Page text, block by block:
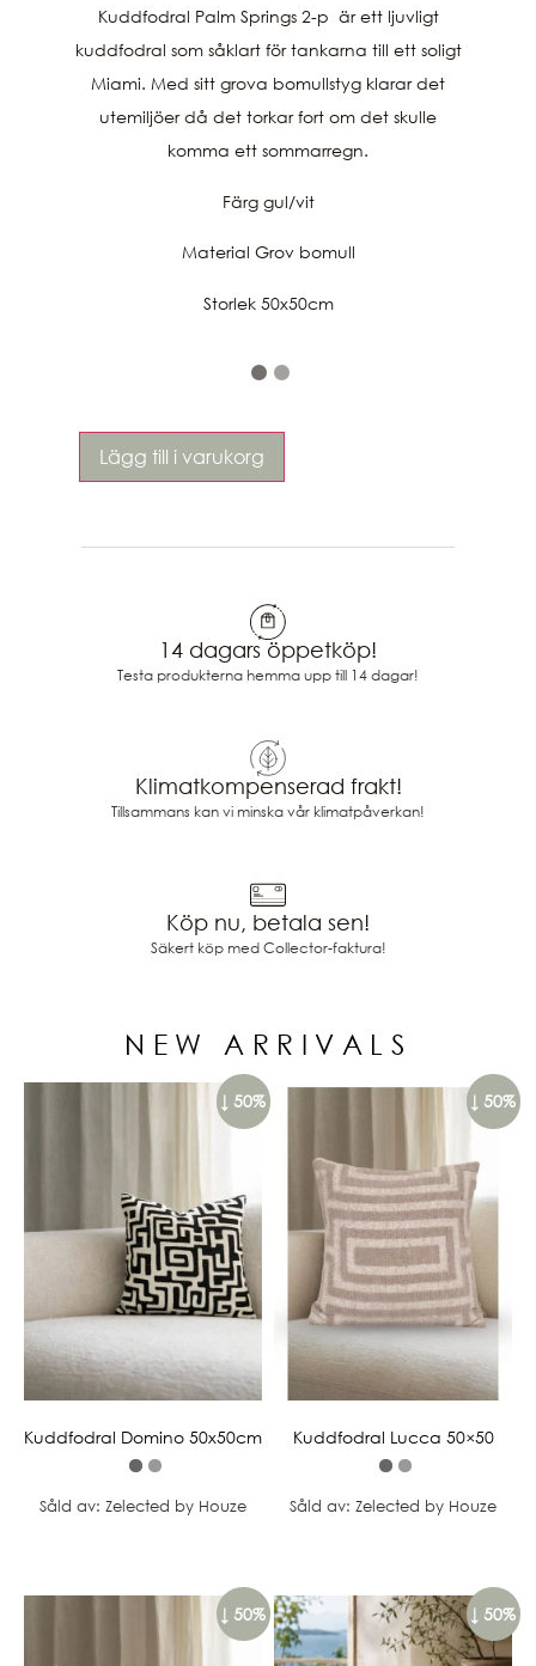
Kuddfodral Palm Springs 2-p är ett ljuvligt
kuddfodral som såklart för tankarna till ett soligt
Miami. Med sitt grova bomullstyg klarar det
utemiljöer då det torkar fort om det skulle
komma ett sommarregn.
Färg gul/vit
Material Grov bomull
Storlek 50x50cm
Lägg till i varukorg
14 dagars öppetköp!
Testa produkterna hemma upp till 14 dagar!
Klimatkompenserad frakt!
Tillsammans kan vi minska vår klimatpåverkan!
Köp nu, betala sen!
Säkert köp med Collector-faktura!
NEW ARRIVALS
↓ 50%
Kuddfodral Domino 50x50cm
Såld av: Zelected by Houze
↓ 50%
Kuddfodral Lucca 50×50
Såld av: Zelected by Houze
↓ 50% ↓ 50%